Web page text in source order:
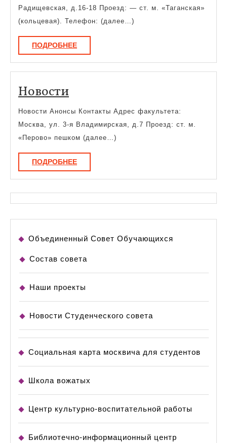
Радищевская, д.16-18 Проезд: — ст. м. «Таганская»
(кольцевая). Телефон: (далее…)
ПОДРОБНЕЕПОДРОБНЕЕ
Новости
Новости Анонсы Контакты Адрес факультета:
Москва, ул. 3-я Владимирская, д.7 Проезд: ст. м.
«Перово» пешком (далее…)
ПОДРОБНЕЕПОДРОБНЕЕ
Объединенный Совет Обучающихся
Состав совета
Наши проекты
Новости Студенческого совета
Социальная карта москвича для студентов
Школа вожатых
Центр культурно-воспитательной работы
Библиотечно-информационный центр